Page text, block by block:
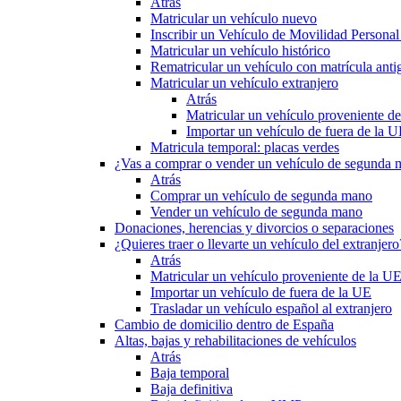
Matricular un vehículo nuevo
Inscribir un Vehículo de Movilidad
Matricular un vehículo histórico
Rematricular un vehículo con matrícula
Matricular un vehículo extranjero
Atrás
Matricular un vehículo proveniente
Importar un vehículo de fuera de la
Matricula temporal: placas verdes
¿Vas a comprar o vender un vehículo de segunda
Atrás
Comprar un vehículo de segunda mano
Vender un vehículo de segunda mano
Donaciones, herencias y divorcios o separaciones
¿Quieres traer o llevarte un vehículo del
Atrás
Matricular un vehículo proveniente de la UE
Importar un vehículo de fuera de la UE
Trasladar un vehículo español al extranjero
Cambio de domicilio dentro de España
Altas, bajas y rehabilitaciones de vehículos
Atrás
Baja temporal
Baja definitiva